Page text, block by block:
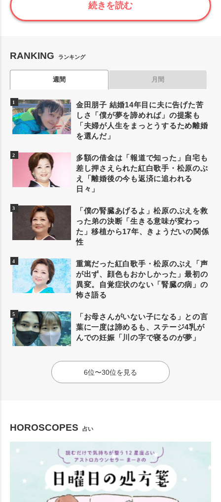
続きを読む
RANKING ランキング
週間 月間
金田朋子 結婚14年目に夫に告げた苦
しさ「僕が夢を諦めれば」の提案も
「夫婦が人生をまっとうするため離婚
を選んだ」
多額の借金は「報道で知った」自宅も
差し押さえられた紅白歌手・松原のぶ
え「離婚後の今も返済に追われる
日々」
「僕の腎臓あげるよ」松原のぶえを救
った弟の決断「生きる意味が変わっ
た」移植から17年、きょうだいの関係
性
重篤だった紅白歌手・松原のぶえ「声
が出ず、顔色もおかしかった」最初の
異変。自覚症状のない「腎臓の病」の
怖さ語る
「お母さんがいない子になる」との言
葉に一度は諦めるも、ステージ4乳が
んでの妊娠「川の字で寝るのが夢」
6位〜30位を見る
HOROSCOPES 占い